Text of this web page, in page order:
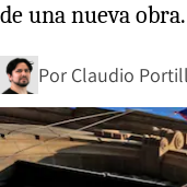
de una nueva obra.
Por Claudio